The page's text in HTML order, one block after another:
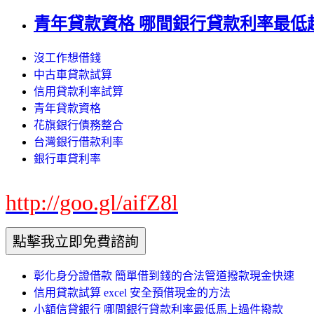
青年貸款資格 哪間銀行貸款利率最低
沒工作想借錢
中古車貸款試算
信用貸款利率試算
青年貸款資格
花旗銀行債務整合
台灣銀行借款利率
銀行車貸利率
http://goo.gl/aifZ8l
彰化身分證借款 簡單借到錢的合法管道撥款現金快速
信用貸款試算 excel 安全預借現金的方法
小額信貸銀行 哪間銀行貸款利率最低馬上過件撥款